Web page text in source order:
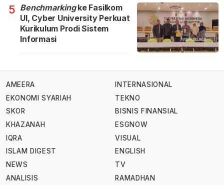
5 Benchmarkingke Fasilkom
UI, Cyber University Perkuat
Kurikulum Prodi Sistem
Informasi
AMEERA
EKONOMI SYARIAH
SKOR
KHAZANAH
IQRA
ISLAM DIGEST
NEWS
ANALISIS
INTERNASIONAL
TEKNO
BISNIS FINANSIAL
ESGNOW
VISUAL
ENGLISH
TV
RAMADHAN